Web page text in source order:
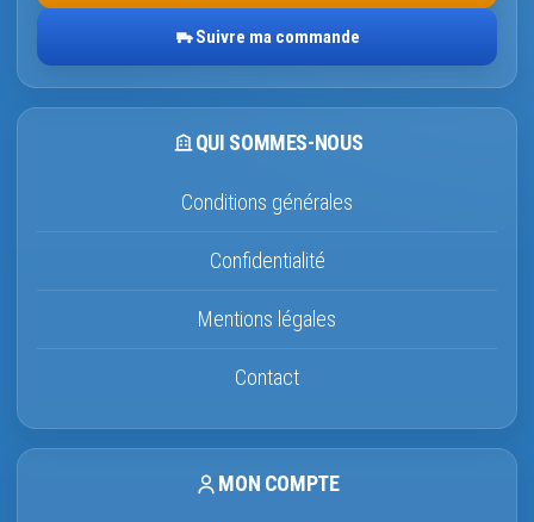
Suivre ma commande
QUI SOMMES-NOUS
Conditions générales
Confidentialité
Mentions légales
Contact
MON COMPTE